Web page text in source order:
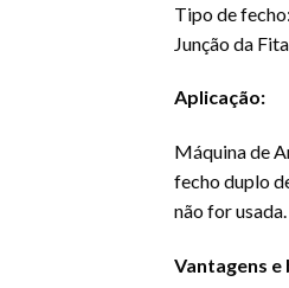
Tipo de
Junção da
Aplicação:
Máquina de
fecho duplo
não for
Vantagens